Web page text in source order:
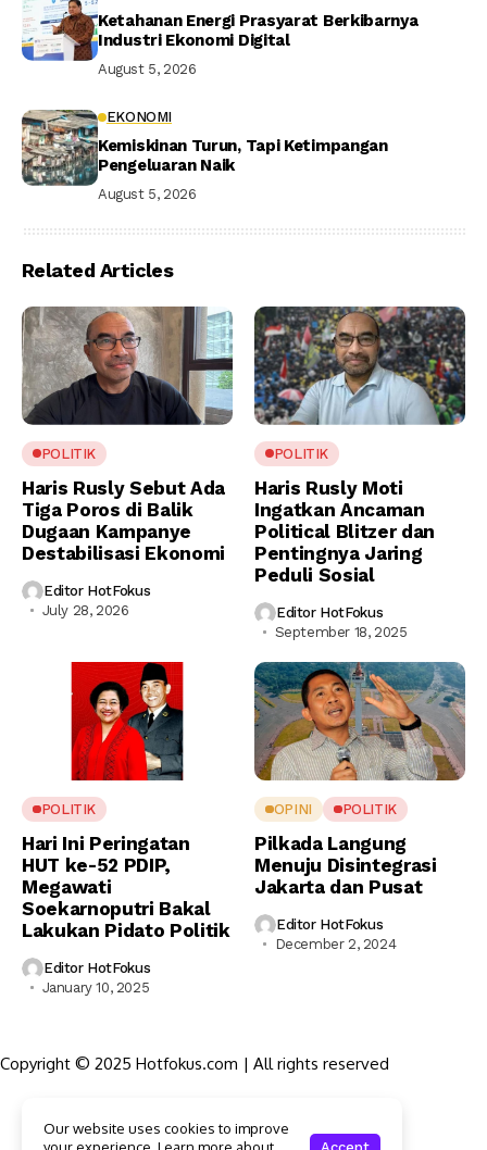
Ketahanan Energi Prasyarat Berkibarnya
Industri Ekonomi Digital
August 5, 2026
EKONOMI
Kemiskinan Turun, Tapi Ketimpangan
Pengeluaran Naik
August 5, 2026
Related Articles
POLITIK
Haris Rusly Sebut Ada
Tiga Poros di Balik
Dugaan Kampanye
Destabilisasi Ekonomi
Editor HotFokus
July 28, 2026
POLITIK
Haris Rusly Moti
Ingatkan Ancaman
Political Blitzer dan
Pentingnya Jaring
Peduli Sosial
Editor HotFokus
September 18, 2025
POLITIK
Hari Ini Peringatan
HUT ke-52 PDIP,
Megawati
Soekarnoputri Bakal
Lakukan Pidato Politik
Editor HotFokus
January 10, 2025
OPINI POLITIK
Pilkada Langung
Menuju Disintegrasi
Jakarta dan Pusat
Editor HotFokus
December 2, 2024
Copyright © 2025 Hotfokus.com | All rights reserved
Struktur Organisasi
Our website uses cookies to improve
Accept